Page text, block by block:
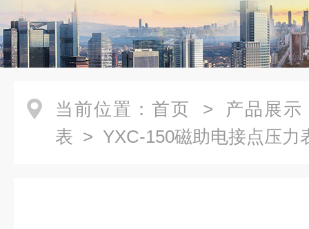
当前位置： 首页 > 产品展示
表 > YXC-150磁助电接点压力